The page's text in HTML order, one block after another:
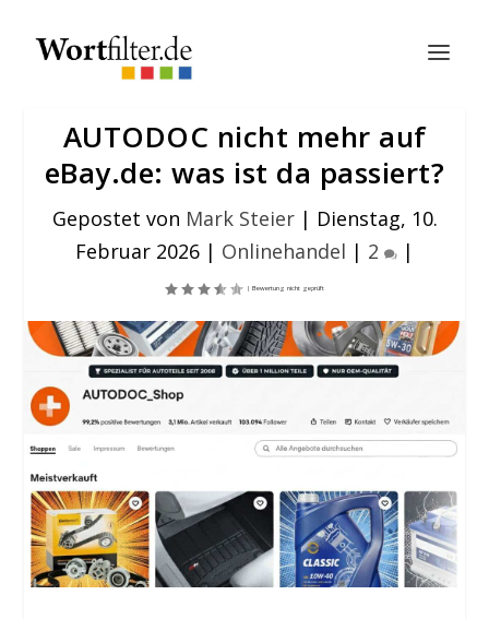
AUTODOC nicht mehr auf
eBay.de: was ist da passiert?
Gepostet von Mark Steier| Dienstag, 10.
Februar 2026 | Onlinehandel | 2 |